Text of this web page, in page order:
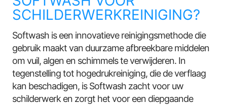
SCHILDERWERKREINIGING?
Softwash is een innovatieve reinigingsmethode die
gebruik maakt van duurzame afbreekbare middelen
om vuil, algen en schimmels te verwijderen. In
tegenstelling tot hogedrukreiniging, die de verflaag
kan beschadigen, is Softwash zacht voor uw
schilderwerk en zorgt het voor een diepgaande